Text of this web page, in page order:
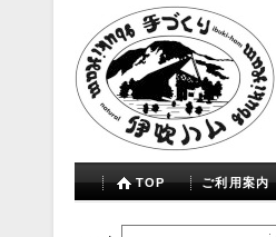
TOP ご利用案内